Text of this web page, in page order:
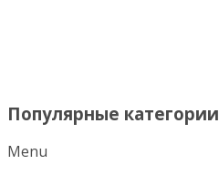
Популярные категории
Menu